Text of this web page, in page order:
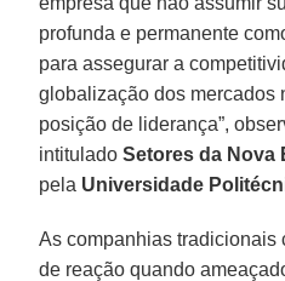
profunda e permanente
para assegurar a
globalização dos mercados
posição de liderança”,
intituladoSetores da Nova
pela Universidade
As companhias tradicionais
de reação quando